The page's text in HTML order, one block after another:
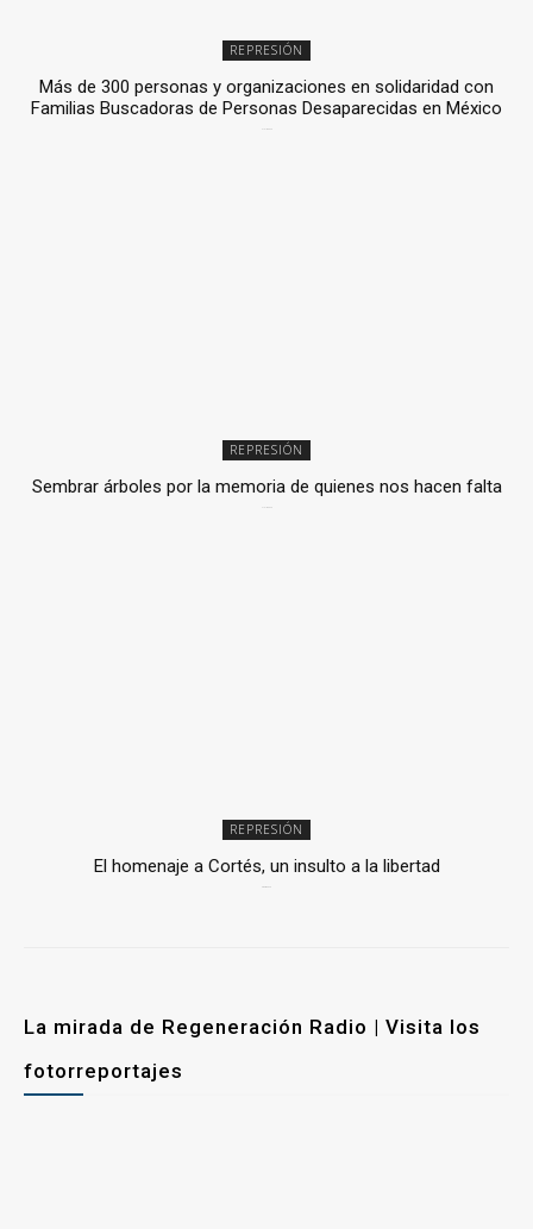
REPRESIÓN
Más de 300 personas y organizaciones en solidaridad con
Familias Buscadoras de Personas Desaparecidas en México
REPRESIÓN
Sembrar árboles por la memoria de quienes nos hacen falta
REPRESIÓN
El homenaje a Cortés, un insulto a la libertad
La mirada de Regeneración Radio | Visita los
fotorreportajes